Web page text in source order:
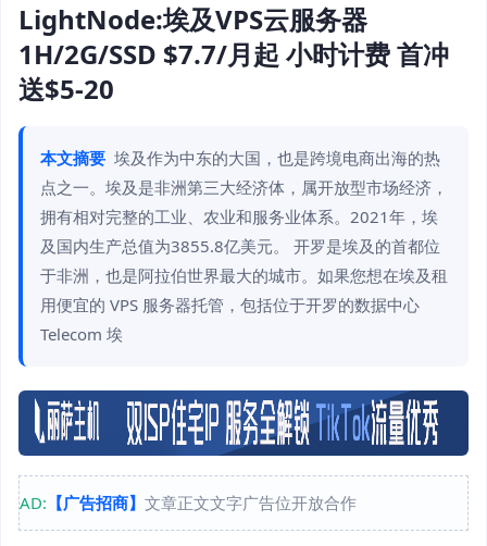
LightNode:埃及VPS云服务器
1H/2G/SSD $7.7/月起 小时计费 首冲
送$5-20
本文摘要 埃及作为中东的大国，也是跨境电商出海的热
点之一。埃及是非洲第三大经济体，属开放型市场经济，
拥有相对完整的工业、农业和服务业体系。2021年，埃
及国内生产总值为3855.8亿美元。 开罗是埃及的首都位
于非洲，也是阿拉伯世界最大的城市。如果您想在埃及租
用便宜的 VPS 服务器托管，包括位于开罗的数据中心
Telecom 埃
AD: 【广告招商】 文章正文文字广告位开放合作